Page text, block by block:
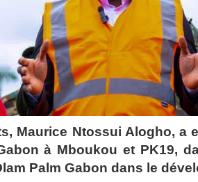
Maurice Ntossui Alogho, a
à Mboukou et PK19,
Palm Gabon dans le